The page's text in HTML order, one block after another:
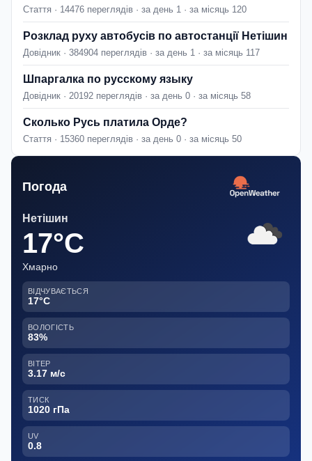
Стаття · 14476 переглядів · за день 1 · за місяць 120
Розклад руху автобусів по автостанції Нетішин
Довідник · 384904 переглядів · за день 1 · за місяць 117
Шпаргалка по русскому языку
Довідник · 20192 переглядів · за день 0 · за місяць 58
Сколько Русь платила Орде?
Стаття · 15360 переглядів · за день 0 · за місяць 50
Погода
Нетішин
17°C
Хмарно
ВІДЧУВАЄТЬСЯ
17°C
ВОЛОГІСТЬ
83%
ВІТЕР
3.17 м/с
ТИСК
1020 гПа
UV
0.8